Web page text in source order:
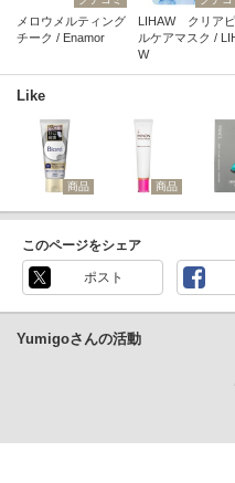
メロウメルティング
チーク / Enamor
LIHAW クリア
ルケアマスク /
W
Like
商品 商品
このページをシェア
ポスト
Yumigoさんの活動